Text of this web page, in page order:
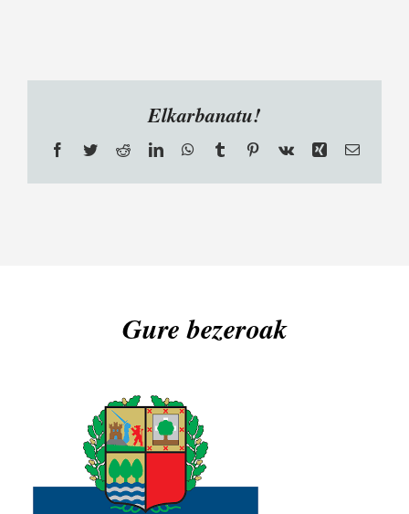
Elkarbanatu!
Facebook
TwitterRedditLinkedInWhatsApp
TumblrPinterest
Vk Xing Email
Gure bezeroak